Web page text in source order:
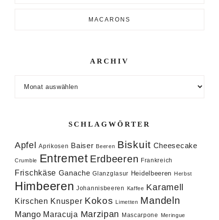
MACARONS
ARCHIV
SCHLAGWÖRTER
Apfel Aprikosen Baiser Beeren Biskuit Cheesecake
Crumble Entremet Erdbeeren Frankreich
Frischkäse Ganache Glanzglasur Heidelbeeren Herbst
Himbeeren Johannisbeeren Kaffee Karamell
Kirschen Knusper Kokos Limetten Mandeln
Mango Maracuja Marzipan Mascarpone Meringue